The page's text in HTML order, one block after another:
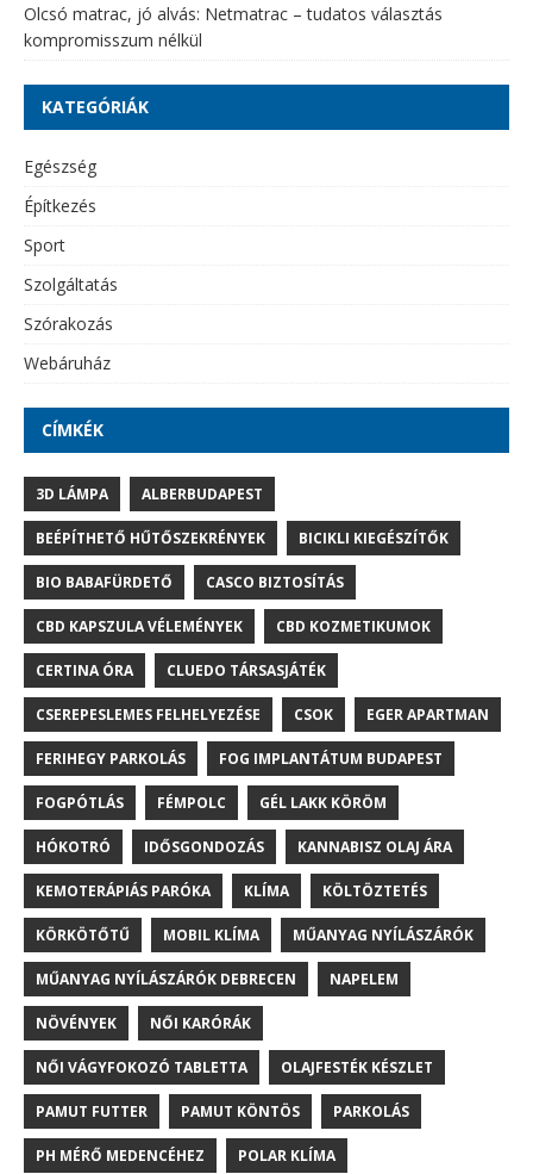
Olcsó matrac, jó alvás: Netmatrac – tudatos választás
kompromisszum nélkül
KATEGÓRIÁK
Egészség
Építkezés
Sport
Szolgáltatás
Szórakozás
Webáruház
CÍMKÉK
3D LÁMPA ALBERBUDAPEST
BEÉPÍTHETŐ HŰTŐSZEKRÉNYEK BICIKLI KIEGÉSZÍTŐK
BIO BABAFÜRDETŐ CASCO BIZTOSÍTÁS
CBD KAPSZULA VÉLEMÉNYEK CBD KOZMETIKUMOK
CERTINA ÓRA CLUEDO TÁRSASJÁTÉK
CSEREPESLEMES FELHELYEZÉSE CSOK EGER APARTMAN
FERIHEGY PARKOLÁS FOG IMPLANTÁTUM BUDAPEST
FOGPÓTLÁS FÉMPOLC GÉL LAKK KÖRÖM
HÓKOTRÓ IDŐSGONDOZÁS KANNABISZ OLAJ ÁRA
KEMOTERÁPIÁS PARÓKA KLÍMA KÖLTÖZTETÉS
KÖRKÖTŐTŰ MOBIL KLÍMA MŰANYAG NYÍLÁSZÁRÓK
MŰANYAG NYÍLÁSZÁRÓK DEBRECEN NAPELEM
NÖVÉNYEK NŐI KARÓRÁK
NŐI VÁGYFOKOZÓ TABLETTA OLAJFESTÉK KÉSZLET
PAMUT FUTTER PAMUT KÖNTÖS PARKOLÁS
PH MÉRŐ MEDENCÉHEZ POLAR KLÍMA